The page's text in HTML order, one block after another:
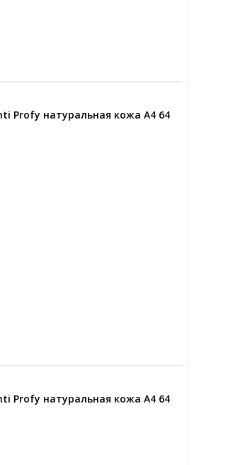
Profy натуральная кожа А4 64
Profy натуральная кожа А4 64